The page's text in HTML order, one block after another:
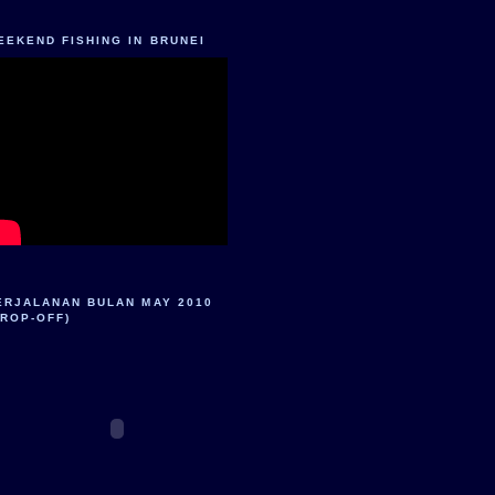
FISHING IN BRUNEI
BULAN MAY 2010
OFF)